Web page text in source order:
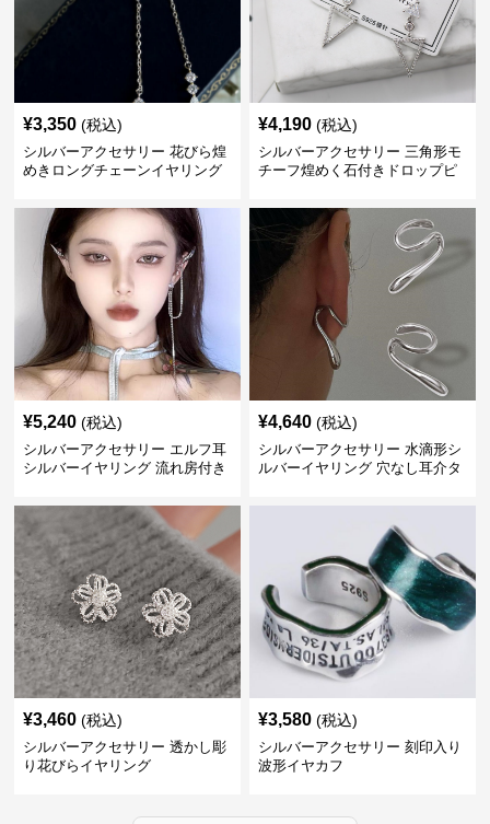
¥3,350 (税込)
シルバーアクセサリー 花びら煌
めきロングチェーンイヤリング
¥4,190 (税込)
シルバーアクセサリー 三角形モ
チーフ煌めく石付きドロップピ
¥5,240 (税込)
シルバーアクセサリー エルフ耳
シルバーイヤリング 流れ房付き
¥4,640 (税込)
シルバーアクセサリー 水滴形シ
ルバーイヤリング 穴なし耳介タ
¥3,460 (税込)
シルバーアクセサリー 透かし彫
り花びらイヤリング
¥3,580 (税込)
シルバーアクセサリー 刻印入り
波形イヤカフ